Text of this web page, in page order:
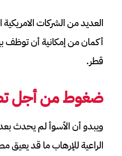
العديد من الشركات
أكمان من إمكانية أن توظف
قطر.
ضغوط من أجل
ويبدو أن الأسوأ لم يحدث
الراعية للإرهاب ما قد يعيق